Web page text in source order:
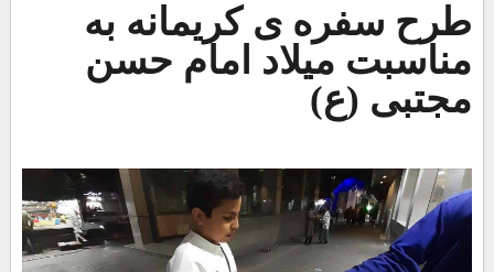
طرح سفره ی کریمانه به
مناسبت میلاد امام حسن
مجتبی (ع)